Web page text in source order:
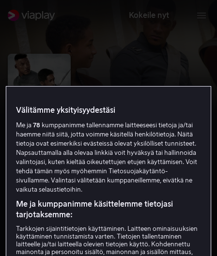
Kokeile nyt
After Earth
4.8 Scifi Toiminta
HD
Vuokraa 3,99 €
Osta 10,99 €
Välitämme yksityisyydestäsi
Me ja78 kumppanimme tallennamme laitteeseesi tietoja ja/tai
haemme niitä siitä, jotta voimme käsitellä henkilötietoja. Näitä
tietoja ovat esimerkiksi evästeissä olevat yksilölliset tunnisteet.
Napsauttamalla alla olevaa linkkiä voit hyväksyä tai hallinnoida
valintojasi, kuten kieltää oikeutettujen etujen käyttämisen. Voit
tehdä tämän myös myöhemmin Tietosuojakäytäntö-
sivullamme. Valintasi välitetään kumppaneillemme, eivätkä ne
vaikuta selaustietoihin.
Me ja kumppanimme käsittelemme tietojasi
tarjotaksemme:
Tarkkojen sijaintitietojen käyttäminen. Laitteen ominaisuuksien
käyttäminen tunnistamista varten. Tietojen tallentaminen
laitteelle ja/tai laitteella olevien tietojen käyttö. Kohdennettu
mainonta ja personoitu sisältö, mainonnan ja sisällön mittaus,